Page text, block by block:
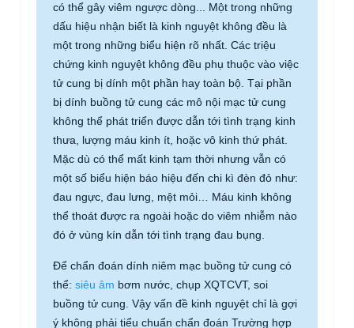
có thể gây viêm ngược dòng... Một trong những
dấu hiệu nhận biết là kinh nguyệt không đều là
một trong những biểu hiện rõ nhất. Các triệu
chứng kinh nguyệt không đều phụ thuộc vào việc
tử cung bị dính một phần hay toàn bộ. Tại phần
bị dính buồng tử cung các mô nội mạc tử cung
không thể phát triển được dẫn tới tình trạng kinh
thưa, lượng máu kinh ít, hoặc vô kinh thứ phát.
Mặc dù có thể mất kinh tạm thời nhưng vẫn có
một số biểu hiện báo hiệu đến chi kì đèn đỏ như:
đau ngực, đau lưng, mệt mỏi… Máu kinh không
thể thoát được ra ngoài hoặc do viêm nhiễm nào
đó ở vùng kín dẫn tới tình trạng đau bụng.
Để chẩn đoán dính niêm mạc buồng tử cung có
thể: siêu âm bơm nước, chụp XQTCVT, soi
buồng tử cung. Vậy vấn đề kinh nguyệt chỉ là gợi
ý không phải tiểu chuẩn chẩn đoán Trường hợp